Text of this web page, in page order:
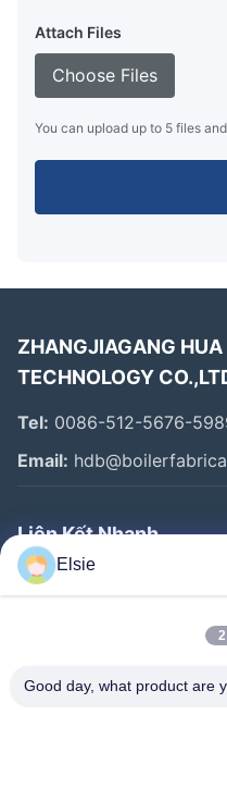
Attach Files
Choose Files
You can upload up to 5 files
ZHANGJIAGANG HUA
TECHNOLOGY
Tel: 0086-512-5676-
Email:
Liên Kết Nhanh
Trang Chủ
Tham Quan Nhà Máy
Elsie
Good day, what product are